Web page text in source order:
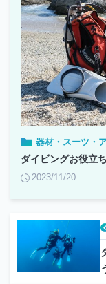
器材・スーツ・
ダイビングお役立
2023/11/20